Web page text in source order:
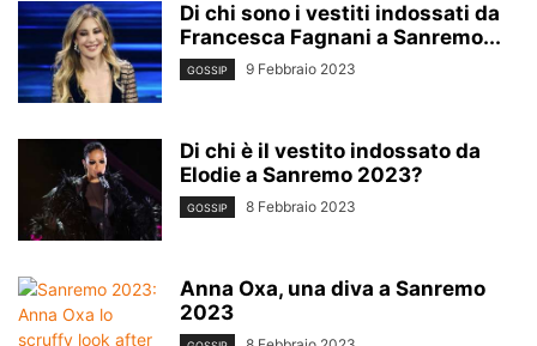
Di chi sono i vestiti indossati da
Francesca Fagnani a Sanremo...
GOSSIP 9 Febbraio 2023
Di chi è il vestito indossato da
Elodie a Sanremo 2023?
GOSSIP 8 Febbraio 2023
Anna Oxa, una diva a Sanremo
2023